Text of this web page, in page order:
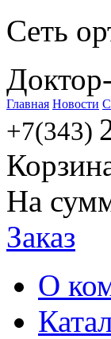
Сеть
Главная Новости
+7(343)
На
Заказ
О